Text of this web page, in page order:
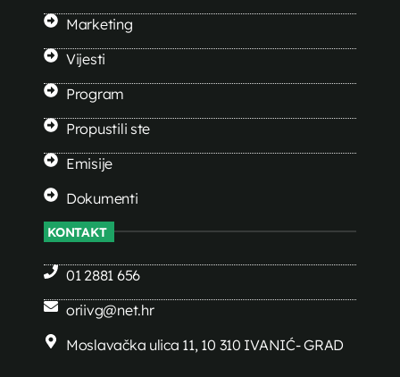
Marketing
Vijesti
Program
Propustili ste
Emisije
Dokumenti
KONTAKT
01 2881 656
oriivg@net.hr
Moslavačka ulica 11, 10 310 IVANIĆ- GRAD